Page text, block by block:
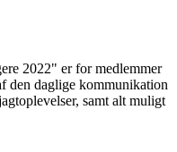
2022" er for medlemmer
den daglige kommunikation
samt alt muligt